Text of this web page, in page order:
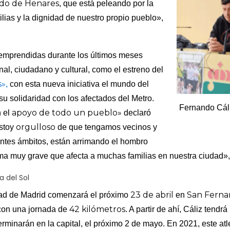
Fernando
de Henares, que está peleando por la
y la dignidad de nuestro propio pueblo»,
durante los últimos meses
ciudadano y cultural, como el estreno del
, con esta nueva iniciativa el mundo del
solidaridad con los afectados del Metro.
elapoyo de todo un pueblo»declaró
orgulloso de que tengamos vecinos y
ámbitos, están arrimando el hombro
muy grave que afecta a muchas familias en nuestra
del Sol
de Madrid comenzará el próximo 23 de abril en San
una jornada de42 kilómetros. A partir de ahí, Cáliz
en la capital, el próximo 2 de mayo. En 2021, este